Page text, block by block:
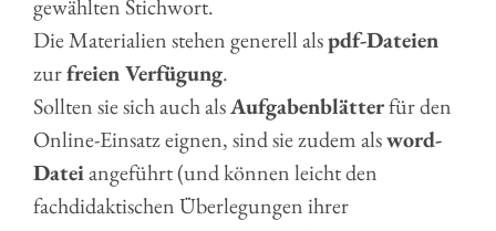
gewählten Stichwort.
Die Materialien stehen generell alspdf-Dateien
zurfreien Verfügung.
Sollten sie sich auch alsAufgabenblätterfür den
Online-Einsatz eignen, sind sie zudem alsword-
Dateiangeführt (und können leicht den
fachdidaktischen Überlegungen ihrer